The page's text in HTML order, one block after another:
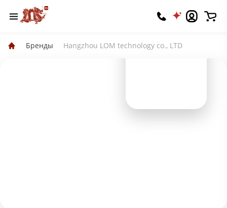
Бренды Hangzhou LOM technology co., LTD
Hangzhou LOM